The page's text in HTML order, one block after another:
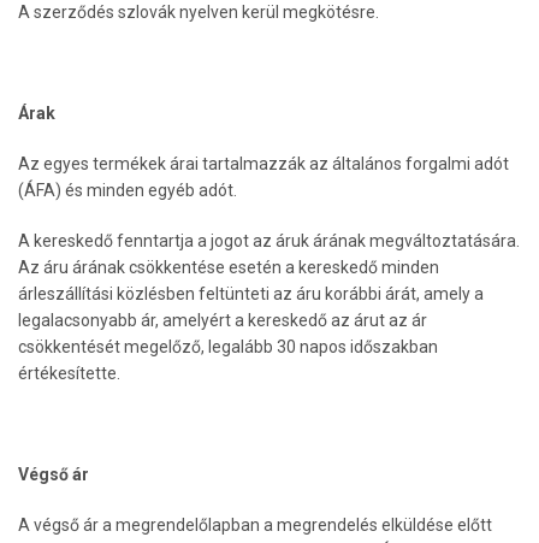
A szerződés szlovák nyelven kerül megkötésre.
Árak
Az egyes termékek árai tartalmazzák az általános forgalmi adót
(ÁFA) és minden egyéb adót.
A kereskedő fenntartja a jogot az áruk árának megváltoztatására.
Az áru árának csökkentése esetén a kereskedő minden
árleszállítási közlésben feltünteti az áru korábbi árát, amely a
legalacsonyabb ár, amelyért a kereskedő az árut az ár
csökkentését megelőző, legalább 30 napos időszakban
értékesítette.
Végső ár
A végső ár a megrendelőlapban a megrendelés elküldése előtt